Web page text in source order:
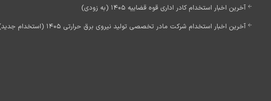
آخرین اخبار استخدام کادر اداری قوه قضاییه 1405 (به زودی)
آخرین اخبار استخدام شرکت مادر تخصصی تولید نیروی برق حرارتی 1405 (استخدام جدید)